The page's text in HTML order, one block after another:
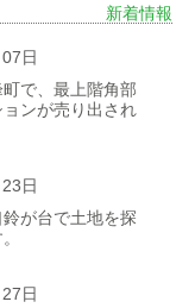
新着情報
日
で、最上階角部
ンが売り出され
日
が台で土地を探
日